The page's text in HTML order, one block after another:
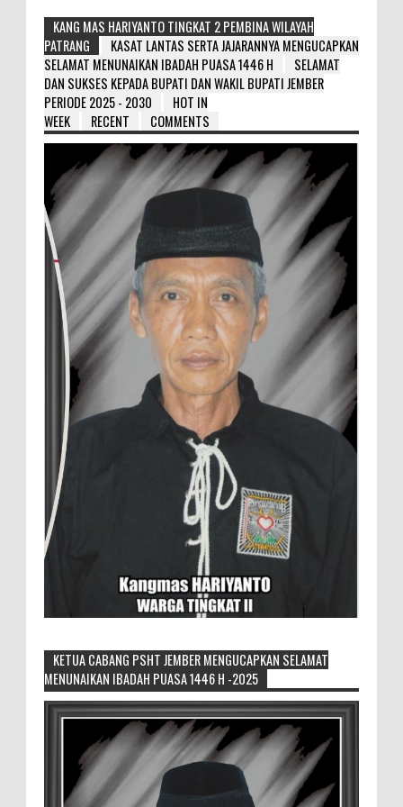
KANG MAS HARIYANTO TINGKAT 2 PEMBINA WILAYAH
PATRANG
KASAT LANTAS SERTA JAJARANNYA MENGUCAPKAN
SELAMAT MENUNAIKAN IBADAH PUASA 1446 H
SELAMAT
DAN SUKSES KEPADA BUPATI DAN WAKIL BUPATI JEMBER
PERIODE 2025 - 2030
HOT IN
WEEK
RECENT COMMENTS
Pemilik Lahan Safi'i Dilaporkan Pencurian
dan Pengrusakan
Didampingi Kuasa Hukum Safi'i Datangi
Polres Jember MEMOPOS.vo.id, Jember -
Safi'i (76) warga Kreyongan, Kelurahan Patrang,
Kabupat...
KETUA CABANG PSHT JEMBER MENGUCAPKAN SELAMAT
MENUNAIKAN IBADAH PUASA 1446 H -2025